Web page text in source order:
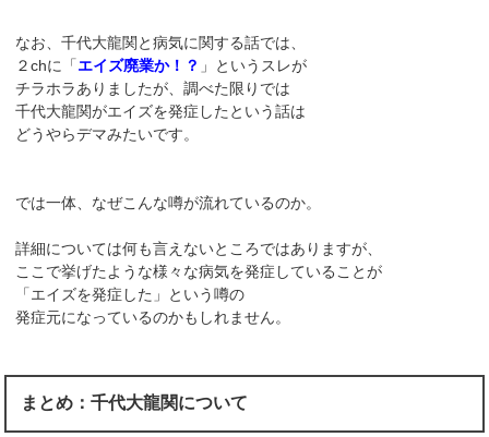
なお、千代大龍関と病気に関する話では、
２chに「エイズ廃業か！？ 」というスレが
チラホラありましたが、調べた限りでは
千代大龍関がエイズを発症したという話は
どうやらデマみたいです。
では一体、なぜこんな噂が流れているのか。
詳細については何も言えないところではありますが、
ここで挙げたような様々な病気を発症していることが
「エイズを発症した」という噂の
発症元になっているのかもしれません。
まとめ：千代大龍関について